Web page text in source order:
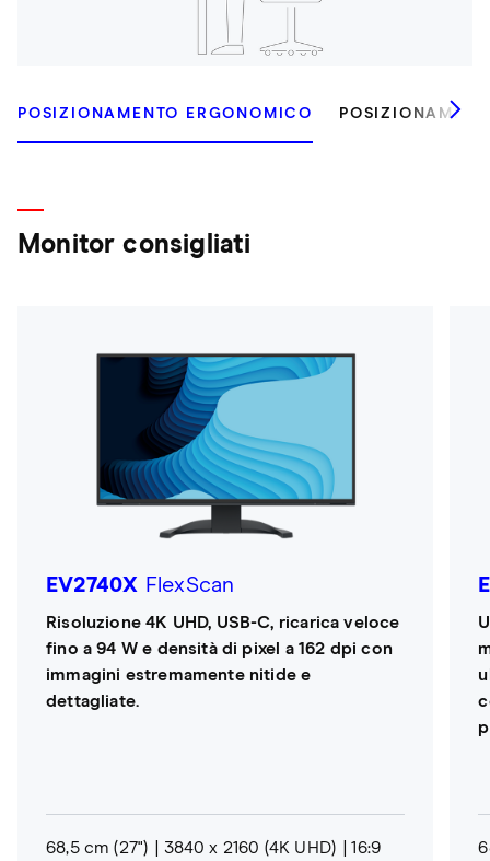
POSIZIONAMENTO ERGONOMICO
Monitor consigliati
EV2740X FlexScan
Risoluzione 4K UHD, USB-C, ricarica veloce
fino a 94 W e densità di pixel a 162 dpi con
immagini estremamente nitide e
dettagliate.
68,5 cm (27") 3840 x 2160 (4K UHD) 16:9